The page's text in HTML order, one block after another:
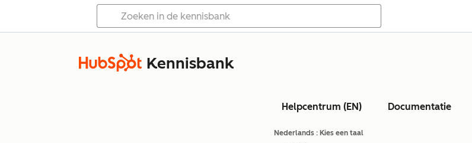
Kennisbank
Helpcentrum (EN) Documentatie
Nederlands : Kies een taal